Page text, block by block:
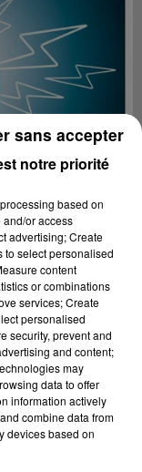
notre priorité
based on
and/or access
advertising; Create
to select personalised
content
or combinations
services; Create
personalised
security, prevent and
and content;
may
data to offer
information actively
combine data from
devices based on
sans accepter